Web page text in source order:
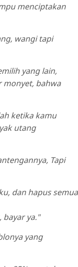
menciptakan
wangi tapi
yang lain,
monyet, bahwa
ketika kamu
utang
Tapi
dan hapus semua
bayar ya."
yang